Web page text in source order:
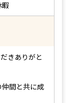
きありがと
間と共に成